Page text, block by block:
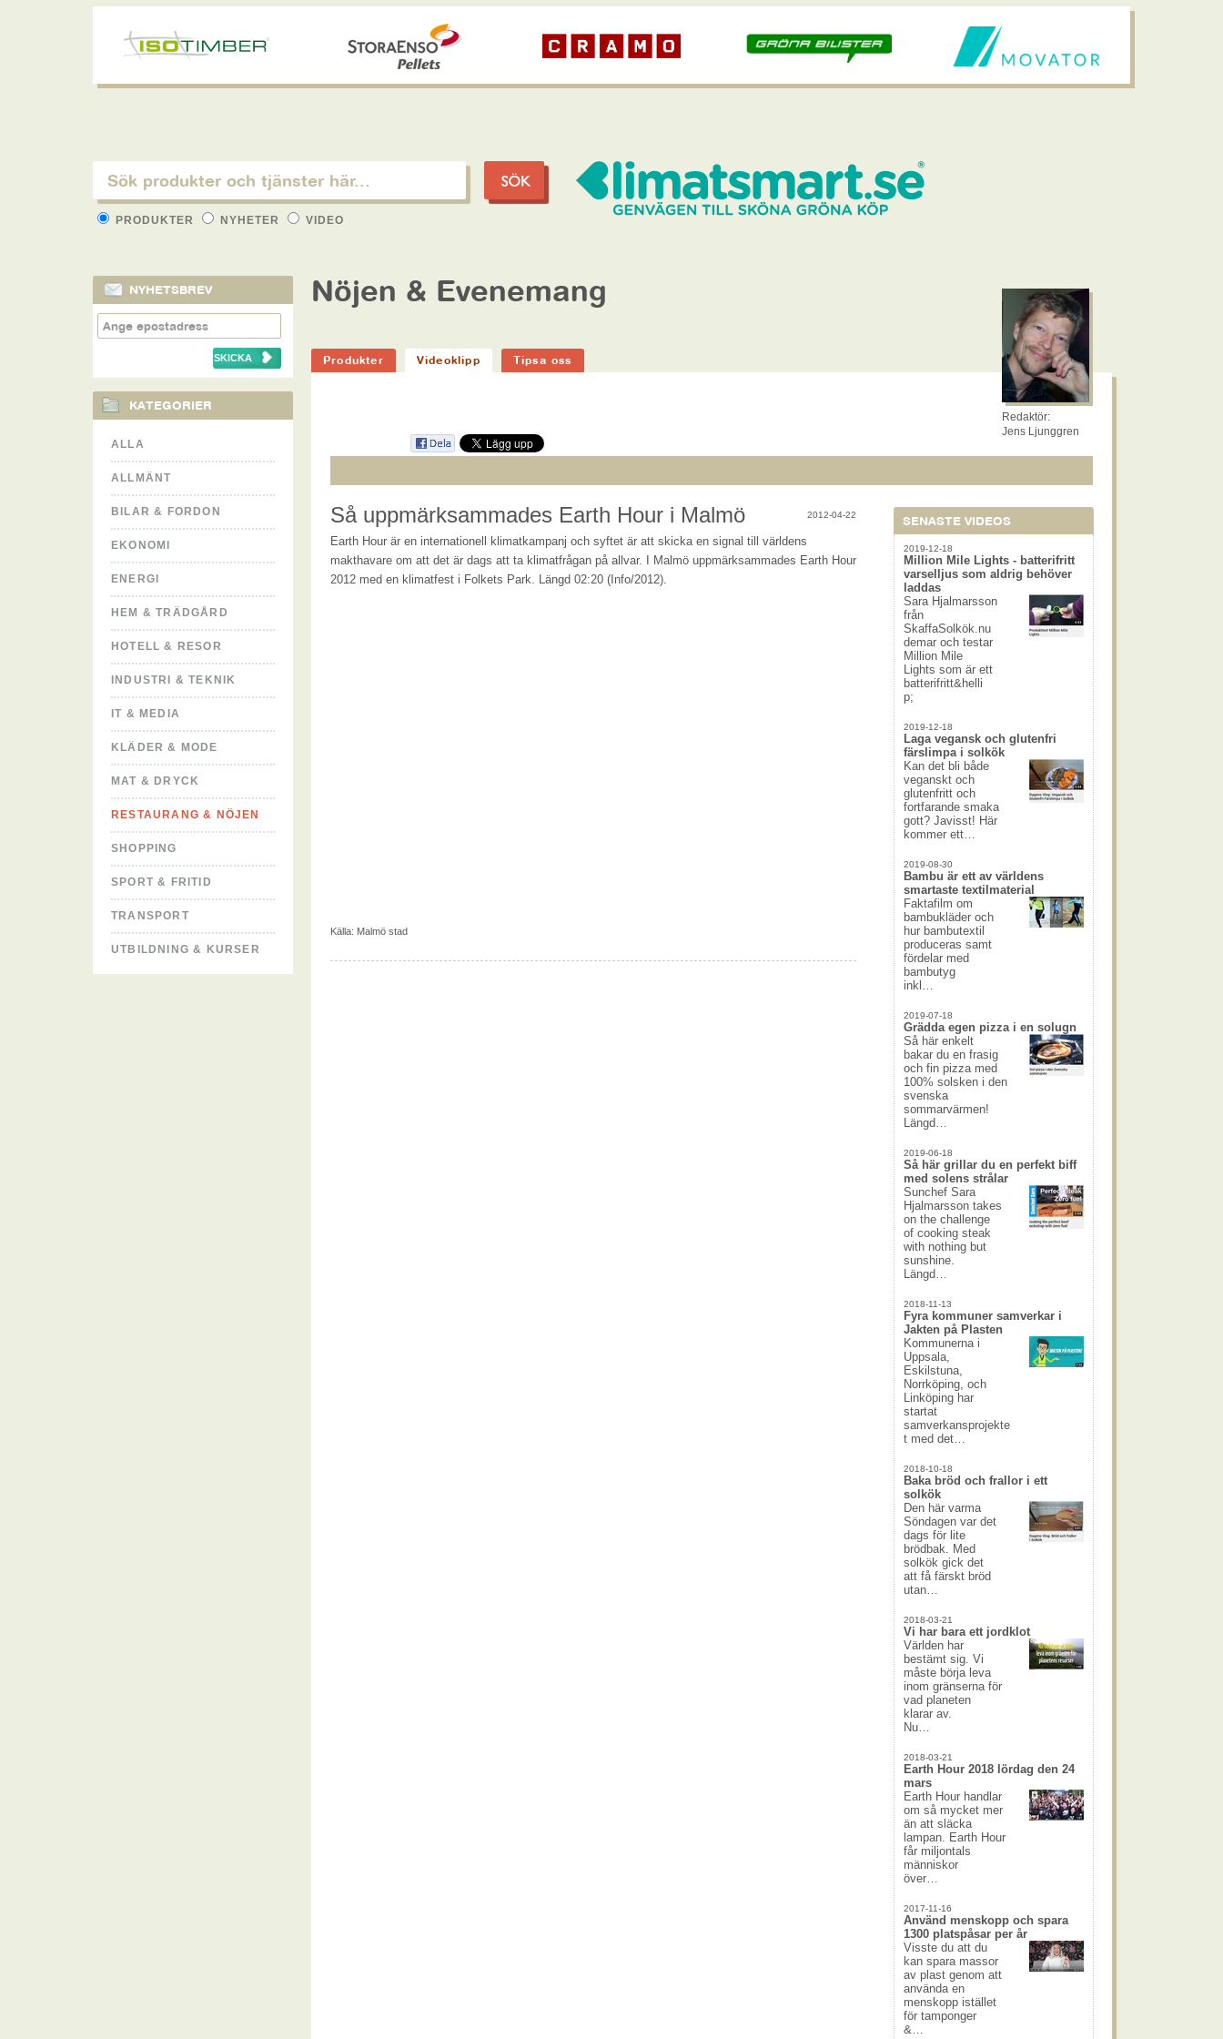
PRODUKTER NYHETER VIDEO
NYHETSBREV
KATEGORIER
ALLA
ALLMÄNT
BILAR & FORDON
EKONOMI
ENERGI
HEM & TRÄDGÅRD
HOTELL & RESOR
INDUSTRI & TEKNIK
IT & MEDIA
KLÄDER & MODE
MAT & DRYCK
RESTAURANG & NÖJEN
SHOPPING
SPORT & FRITID
TRANSPORT
UTBILDNING & KURSER
Nöjen & Evenemang
Produkter Videoklipp Tipsa oss
Redaktör:
Jens Ljunggren
Så uppmärksammades Earth Hour i Malmö 2012-04-22
Earth Hour är en internationell klimatkampanj och syftet är att skicka en signal till världens
makthavare om att det är dags att ta klimatfrågan på allvar. I Malmö uppmärksammades Earth Hour
2012 med en klimatfest i Folkets Park. Längd 02:20 (Info/2012).
Källa: Malmö stad
SENASTE VIDEOS
2019-12-18
Million Mile Lights - batterifritt
varselljus som aldrig behöver
laddas
Sara Hjalmarsson
från
SkaffaSolkök.nu
demar och testar
Million Mile
Lights som är ett
batterifritt&helli
p;
2019-12-18
Laga vegansk och glutenfri
färslimpa i solkök
Kan det bli både
veganskt och
glutenfritt och
fortfarande smaka
gott? Javisst! Här
kommer ett…
2019-08-30
Bambu är ett av världens
smartaste textilmaterial
Faktafilm om
bambukläder och
hur bambutextil
produceras samt
fördelar med
bambutyg
inkl…
2019-07-18
Grädda egen pizza i en solugn
Så här enkelt
bakar du en frasig
och fin pizza med
100% solsken i den
svenska
sommarvärmen!
Längd…
2019-06-18
Så här grillar du en perfekt biff
med solens strålar
Sunchef Sara
Hjalmarsson takes
on the challenge
of cooking steak
with nothing but
sunshine.
Längd…
2018-11-13
Fyra kommuner samverkar i
Jakten på Plasten
Kommunerna i
Uppsala,
Eskilstuna,
Norrköping, och
Linköping har
startat
samverkansprojekte
t med det…
2018-10-18
Baka bröd och frallor i ett
solkök
Den här varma
Söndagen var det
dags för lite
brödbak. Med
solkök gick det
att få färskt bröd
utan…
2018-03-21
Vi har bara ett jordklot
Världen har
bestämt sig. Vi
måste börja leva
inom gränserna för
vad planeten
klarar av.
Nu…
2018-03-21
Earth Hour 2018 lördag den 24
mars
Earth Hour handlar
om så mycket mer
än att släcka
lampan. Earth Hour
får miljontals
människor
över…
2017-11-16
Använd menskopp och spara
1300 platspåsar per år
Visste du att du
kan spara massor
av plast genom att
använda en
menskopp istället
för tamponger
&…